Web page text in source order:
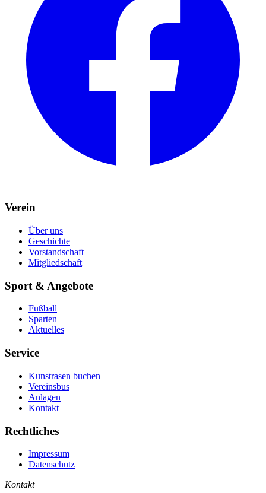
Verein
Über uns
Geschichte
Vorstandschaft
Mitgliedschaft
Sport & Angebote
Fußball
Sparten
Aktuelles
Service
Kunstrasen buchen
Vereinsbus
Anlagen
Kontakt
Rechtliches
Impressum
Datenschutz
Kontakt